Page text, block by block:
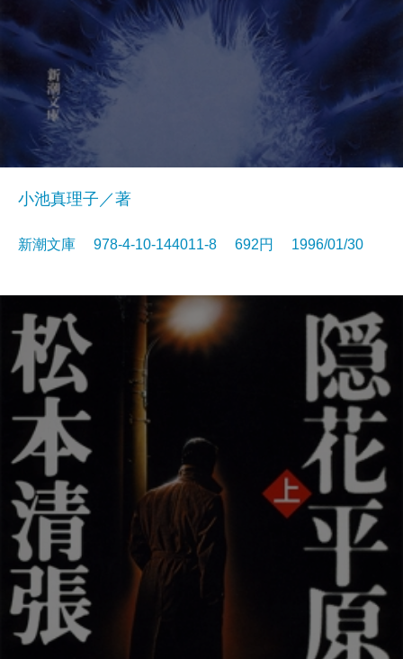
小池真理子／著
新潮文庫 978-4-10-144011-8 692円 1996/01/30